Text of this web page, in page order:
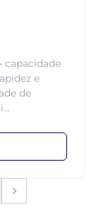
capacidade
e
de